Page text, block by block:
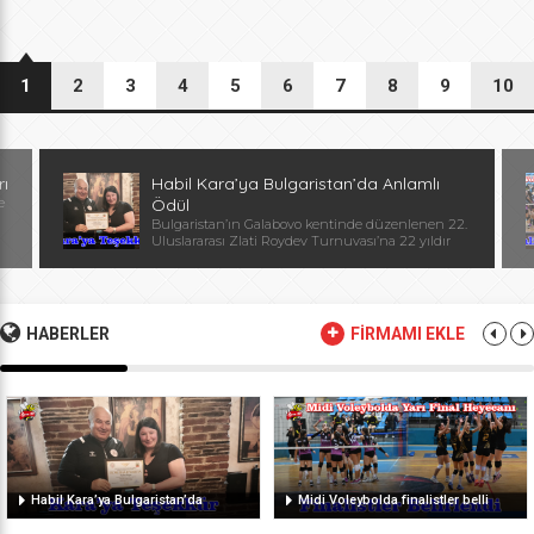
1 2 3 4 5 6 7 8 9 10
Habil Kara’ya Bulgaristan’da Anlamlı
Ödül
Bulgaristan’ın Galabovo kentinde düzenlenen 22.
Uluslararası Zlati Roydev Turnuvası’na 22 yıldır
Federasyonu Başkanı, Avrupa ve Dünya
Şampiyonu, olimpiyat ikincisi Stanka Zlateva
HABERLER FİRMAMI EKLE
Habil Kara’ya Bulgaristan’da Midi Voleybolda finalistler belli